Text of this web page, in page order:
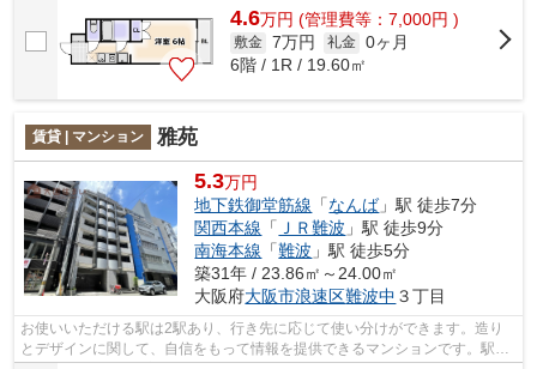
4.6万円 (管理費等：7,000円 )
敷金 7万円 礼金 0ヶ月
6階 / 1R / 19.60㎡
賃貸 | マンション 雅苑
5.3万円
地下鉄御堂筋線 「なんば」駅 徒歩7分
関西本線 「 ＪＲ難波 」駅 徒歩9分
南海本線 「難波 」駅 徒歩5分
築31年 / 23.86㎡～24.00㎡
大阪府大阪市浪速区難波中 ３丁目
お使いいただける駅は2駅あり、行き先に応じて使い分けができます。造り
とデザインに関して、自信をもって情報を提供できるマンションです。駅ま